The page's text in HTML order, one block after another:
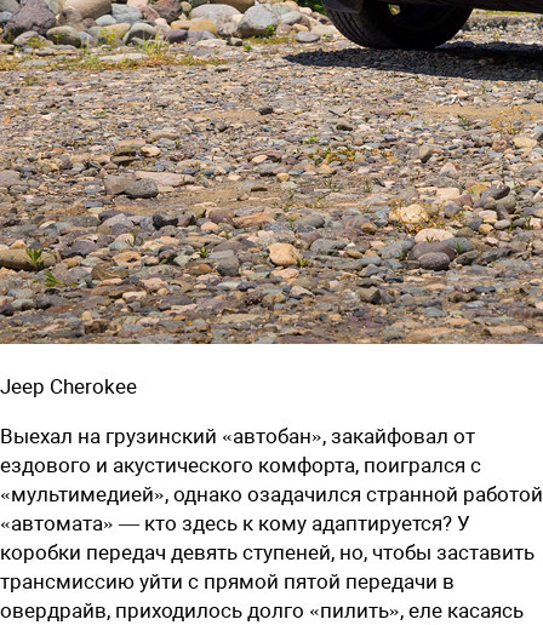
Jeep Cherokee
Выехал на грузинский «автобан», закайфовал от
ездового и акустического комфорта, поигрался с
«мультимедией», однако озадачился странной работой
«автомата» — кто здесь к кому адаптируется? У
коробки передач девять ступеней, но, чтобы заставить
трансмиссию ­уйти с прямой пятой передачи в
овердрайв, приходилось долго «пилить», еле касаясь